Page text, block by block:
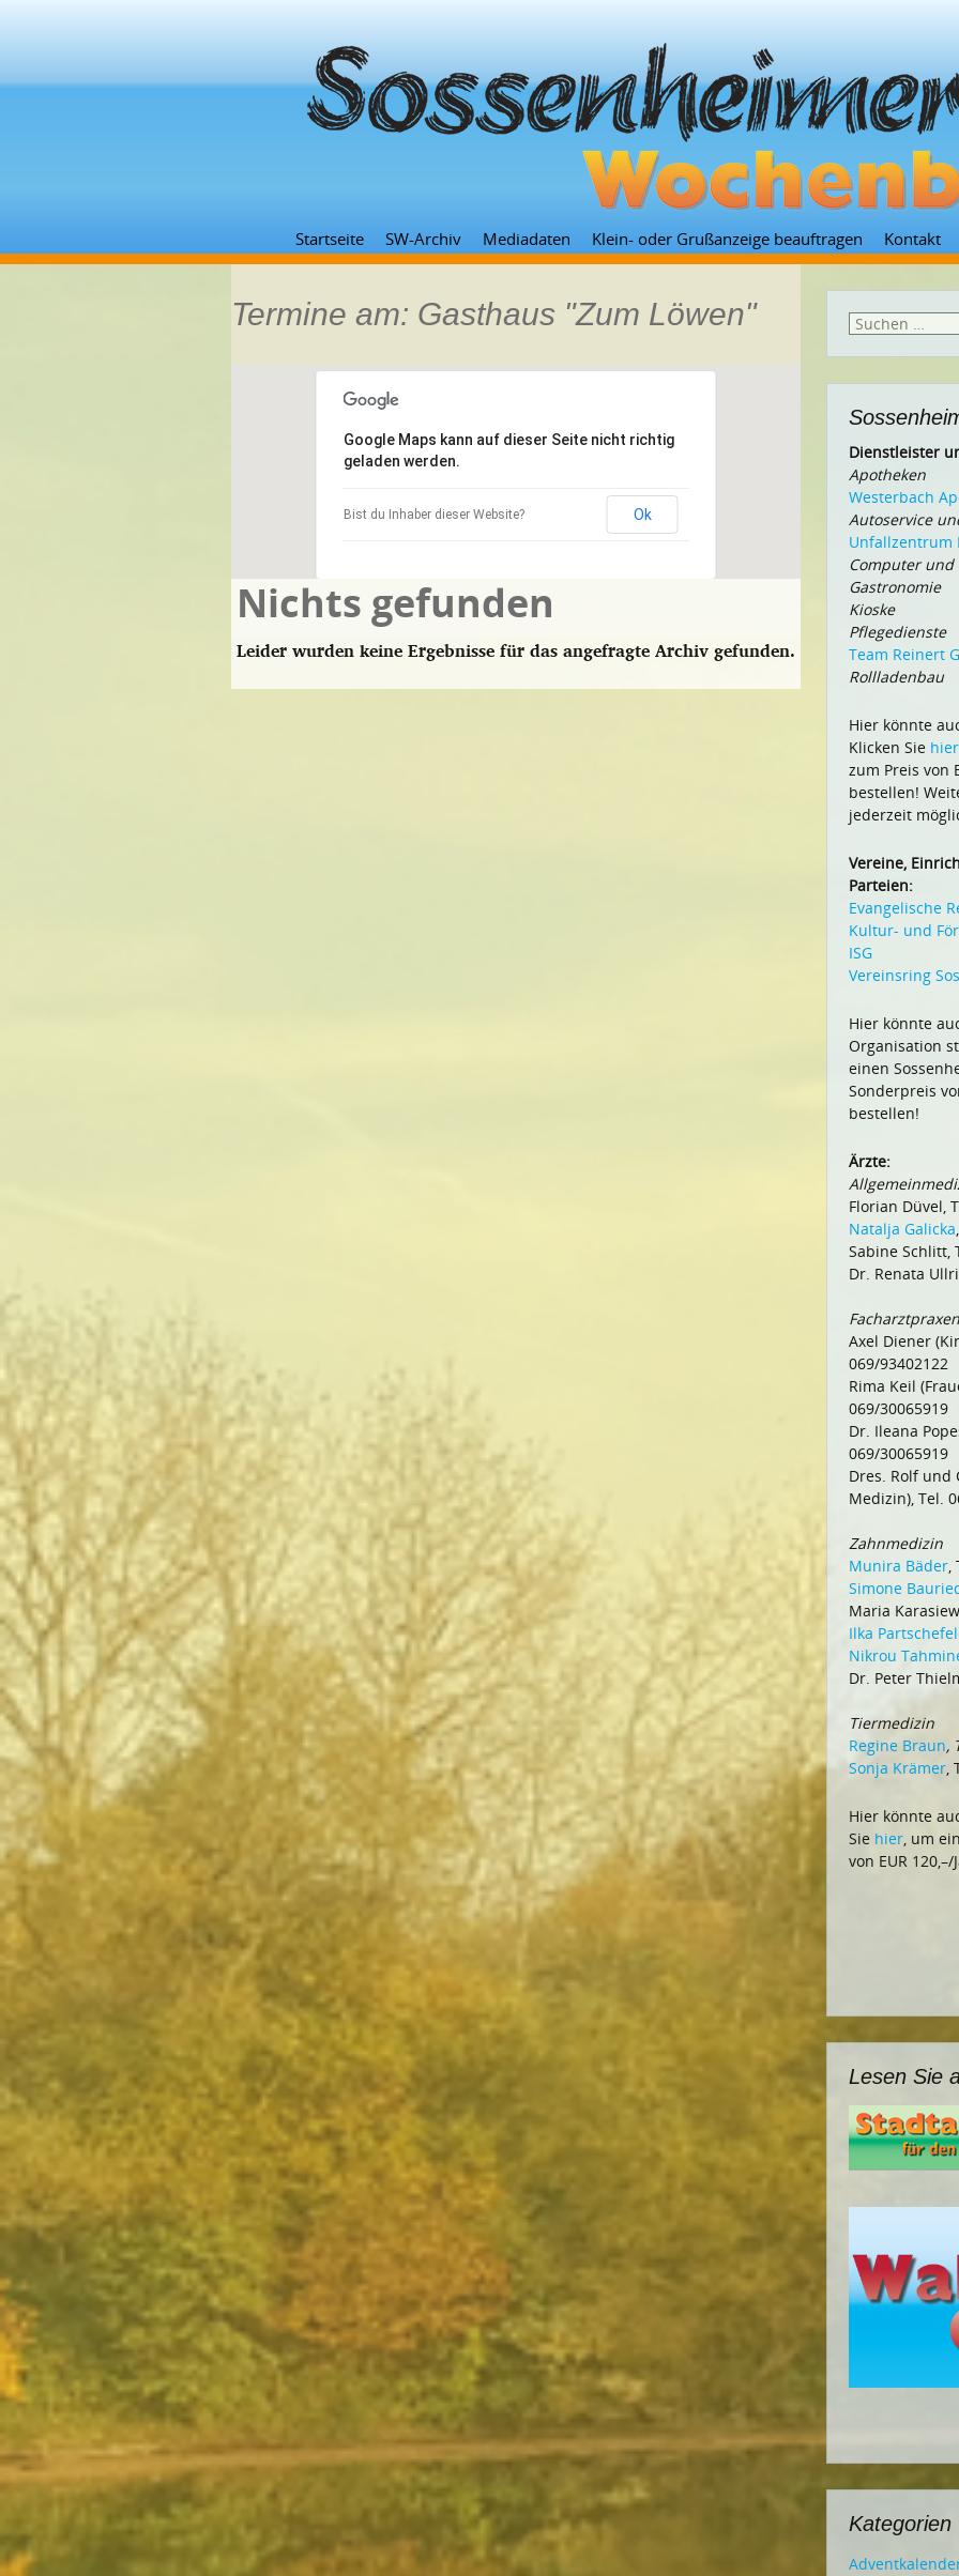
Zum
Inhalt
Startseite SW-Archiv Mediadaten Klein- oder Grußanzeige beauftragen Kontakt
Termine am: Gasthaus "Zum Löwen"
Google Maps kann auf dieser Seite nicht richtig
geladen werden.
Bist du Inhaber dieser Website? Ok
Nichts gefunden
Leider wurden keine Ergebnisse für das angefragte Archiv gefunden.
Suchen
Dienstleister
Apotheken
Westerbach
Autoservice
Unfallzentrum
Computer und
Gastronomie
Kioske
Pflegedienste
Team Reinert
Rollladenbau
Hier könnte
Klicken Sie hier
zum Preis von
bestellen!
jederzeit
Vereine,
Parteien:
Evangelische
Kultur- und
ISG
Vereinsring
Hier könnte
Organisation
einen
Sonderpreis
bestellen!
Ärzte:
Florian Düvel,
Natalja Galicka
Sabine Schlitt,
Dr. Renata
Facharztpraxen
Axel Diener
069/93402122
Rima Keil
069/30065919
Dr. Ileana
069/30065919
Dres. Rolf und
Medizin), Tel.
Zahnmedizin
Munira Bäder,
Simone
Maria
Ilka
Nikrou
Dr. Peter
Tiermedizin
Regine Braun,
Sonja Krämer,
Hier könnte
Sie hier, um
von EUR
Lesen Sie
Kategorien